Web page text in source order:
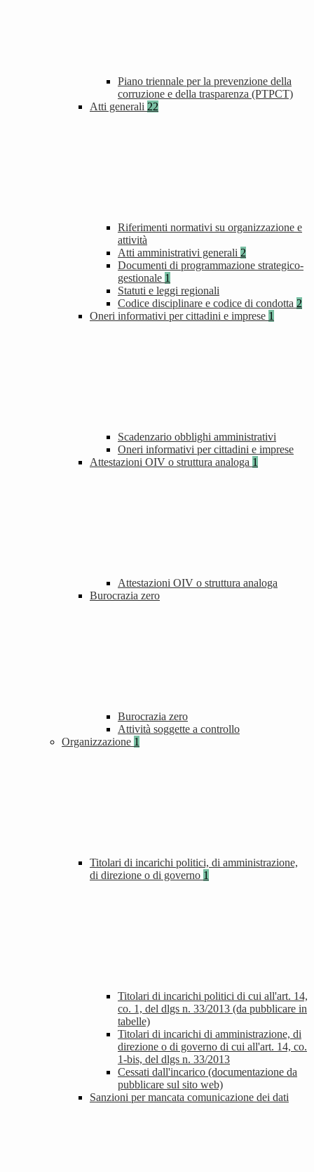
Piano triennale per la prevenzione della
corruzione e della trasparenza (PTPCT)
Atti generali 22
Riferimenti normativi su organizzazione e
attività
Atti amministrativi generali 2
Documenti di programmazione strategico-
gestionale 1
Statuti e leggi regionali
Codice disciplinare e codice di condotta 2
Oneri informativi per cittadini e imprese 1
Scadenzario obblighi amministrativi
Oneri informativi per cittadini e imprese
Attestazioni OIV o struttura analoga 1
Attestazioni OIV o struttura analoga
Burocrazia zero
Burocrazia zero
Attività soggette a controllo
Organizzazione 1
Titolari di incarichi politici, di amministrazione,
di direzione o di governo 1
Titolari di incarichi politici di cui all'art. 14,
co. 1, del dlgs n. 33/2013 (da pubblicare in
tabelle)
Titolari di incarichi di amministrazione, di
direzione o di governo di cui all'art. 14, co.
1-bis, del dlgs n. 33/2013
Cessati dall'incarico (documentazione da
pubblicare sul sito web)
Sanzioni per mancata comunicazione dei dati